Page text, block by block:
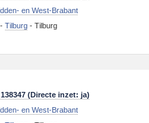
en West-Brabant
-Tilburg -Tilburg
(Directe inzet: ja)
en West-Brabant